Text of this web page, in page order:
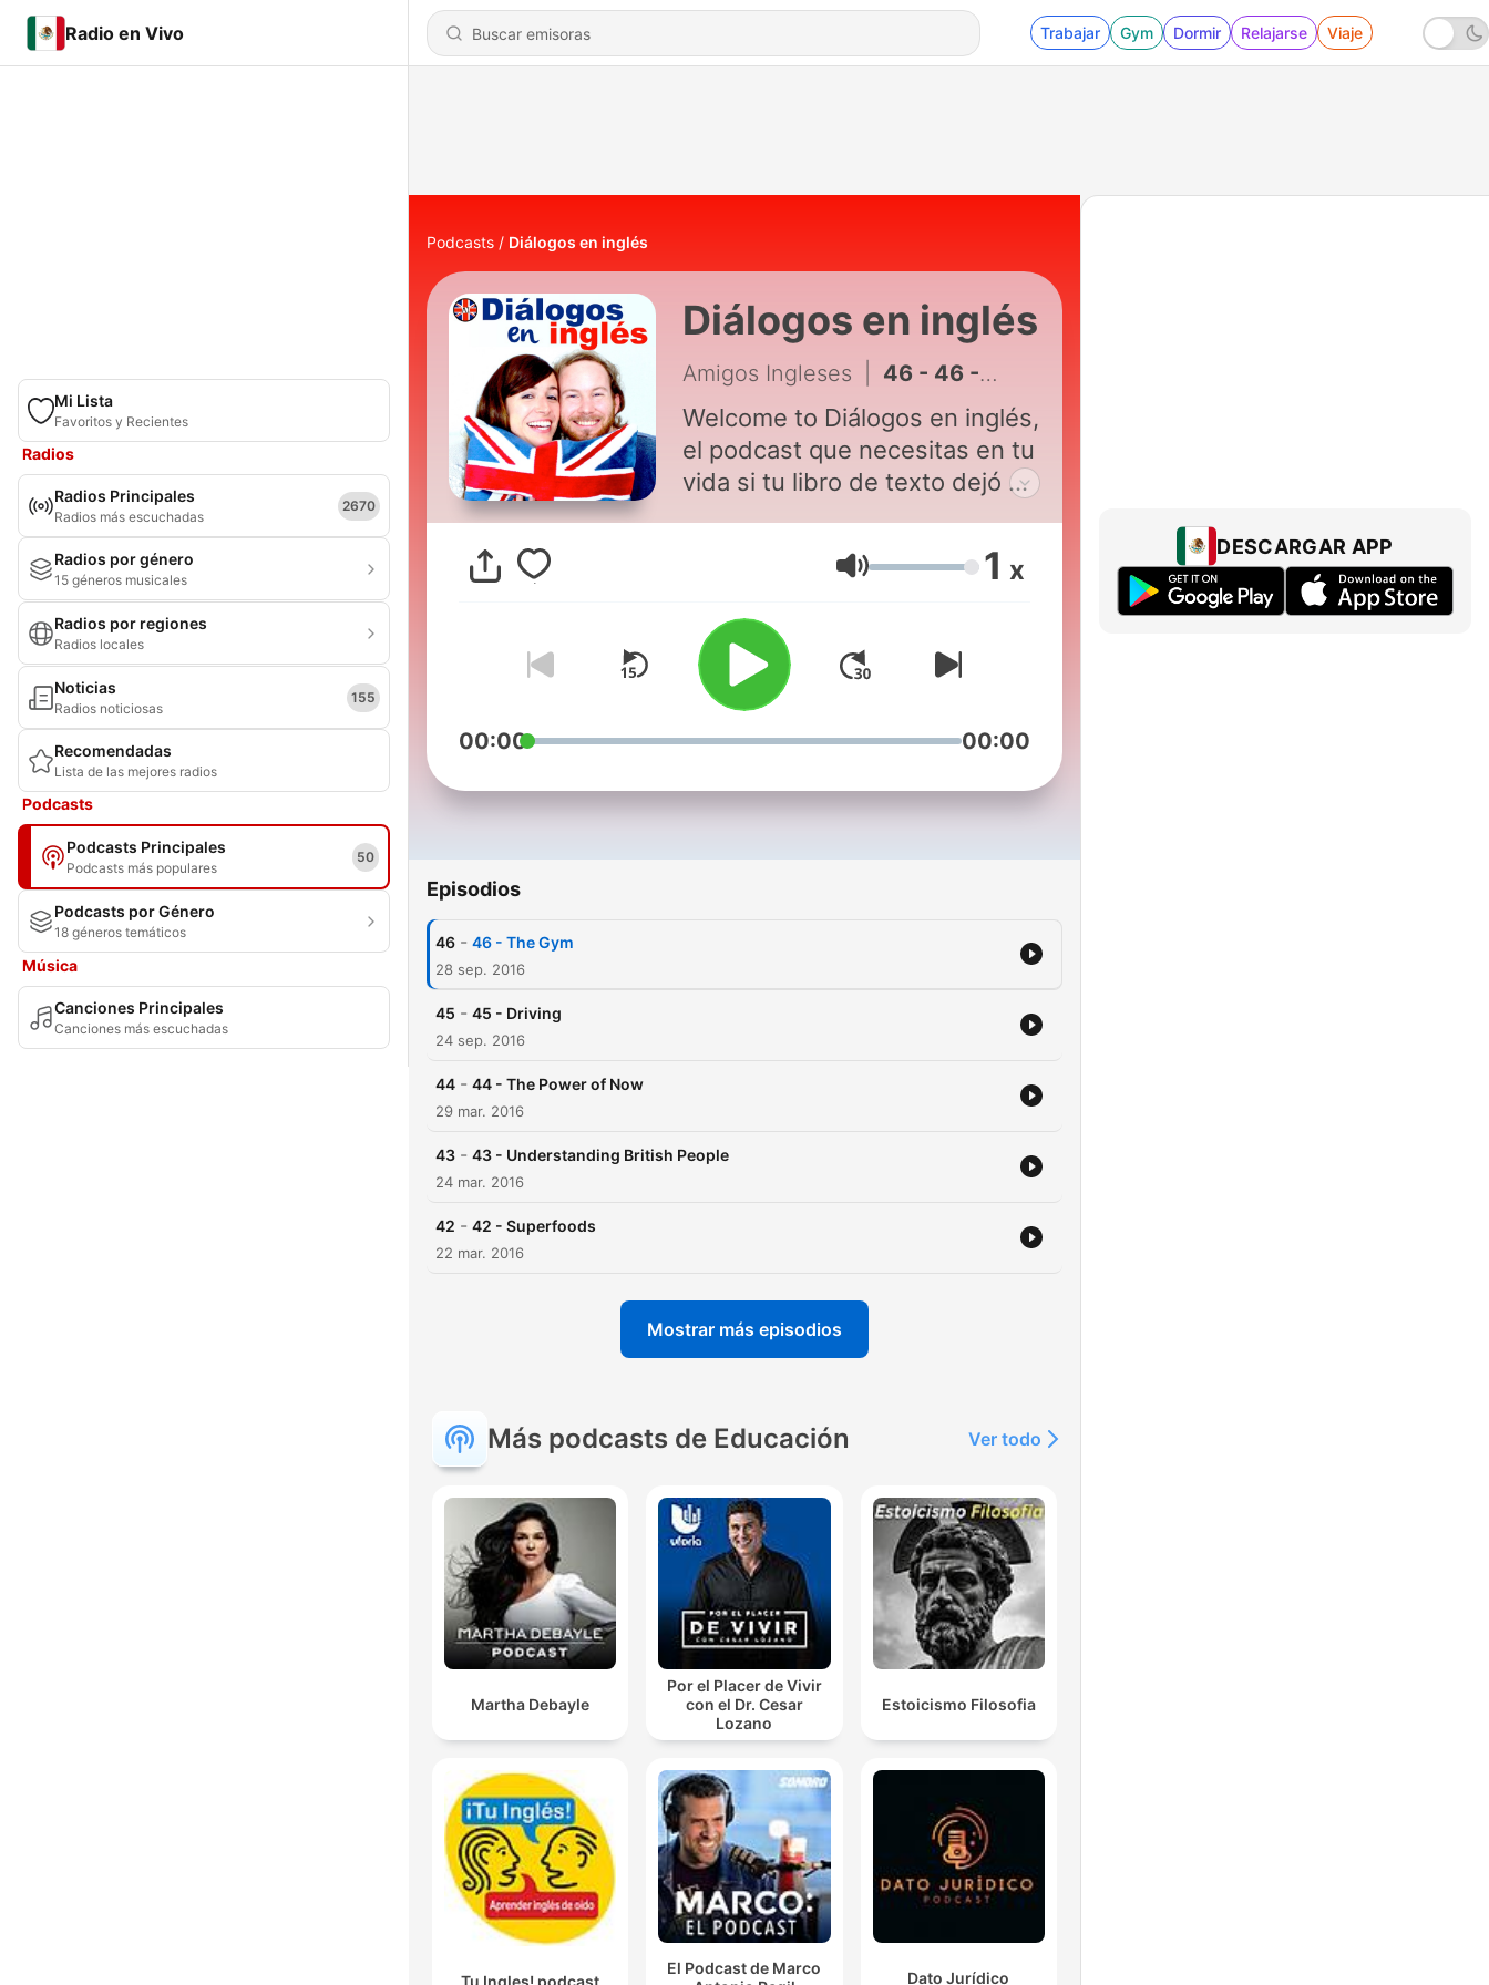
Radio en Vivo Trabajar Gym Dormir Relajarse Viaje
Mi Lista
Favoritos y Recientes
Radios
Radios Principales
Radios más escuchadas
2670
Radios por género
15 géneros musicales
Radios por regiones
Radios locales
Noticias
Radios noticiosas
155
Recomendadas
Lista de las mejores radios
Podcasts
Podcasts Principales
Podcasts más populares
50
Podcasts por Género
18 géneros temáticos
Música
Canciones Principales
Canciones más escuchadas
Podcasts Diálogos en inglés
Diálogos en inglés
Amigos Ingleses 46 - 46 - The Gym
Welcome to Diálogos en inglés,
el podcast que necesitas en tu
vida si tu libro de texto dejó de
tienes una misión: to speak
English like a native. Somos
creadores de Amigos Ingleses
y los encargados de haber
cambiado el inglés de más de 1
millón de estudiantes en todo
vente a aprender 100% real
Volumen 1 x
00:00 00:00
Episodios
46 - 46 - The Gym
28 sep. 2016
45 - 45 - Driving
24 sep. 2016
44 - 44 - The Power of Now
29 mar. 2016
43 - 43 - Understanding British People
24 mar. 2016
42 - 42 - Superfoods
22 mar. 2016
Mostrar más episodios
Más podcasts de Educación Ver todo
Martha Debayle
Por el Placer de Vivir
con el Dr. Cesar
Lozano
Estoicismo Filosofia
Tu Ingles! podcast
El Podcast de Marco
Dato Jurídico
DESCARGAR APP